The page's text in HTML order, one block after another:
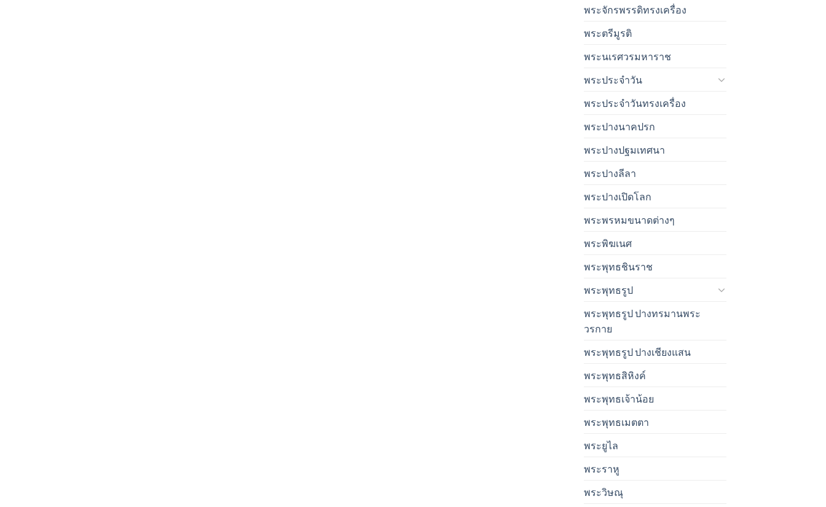
พระจักรพรรดิทรงเครื่อง
พระตรีมูรติ
พระนเรศวรมหาราช
พระประจำวัน
พระประจำวันทรงเครื่อง
พระปางนาคปรก
พระปางปฐมเทศนา
พระปางลีลา
พระปางเปิดโลก
พระพรหมขนาดต่างๆ
พระพิฆเนศ
พระพุทธชินราช
พระพุทธรูป
พระพุทธรูป ปางทรมานพระ
วรกาย
พระพุทธรูป ปางเชียงแสน
พระพุทธสิหิงค์
พระพุทธเจ้าน้อย
พระพุทธเมตตา
พระยูไล
พระราหู
พระวิษณุ